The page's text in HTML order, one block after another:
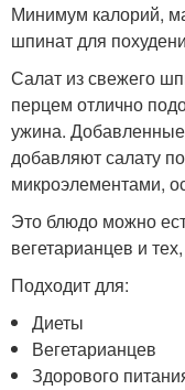
Минимум калорий,
шпинат для
Салат из свежего
перцем отлично
ужина.
добавляют салату
микроэлементами,
Это блюдо можно
вегетарианцев и
Подходит для:
Диеты
Вегетарианцев
Здорового